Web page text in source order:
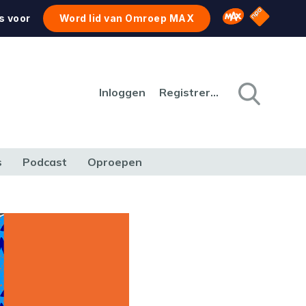
voor Word lid van Omroep MAX Omroep MAX
NPO
Inloggen Registreren
Podcast Oproepen